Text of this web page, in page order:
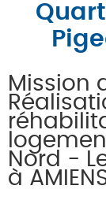
Mission
Nord -
à